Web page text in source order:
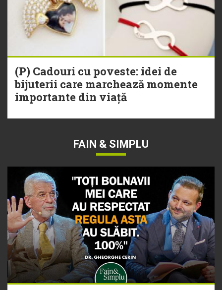
(P) Cadouri cu poveste: idei de
bijuterii care marchează momente
importante din viață
FAIN & SIMPLU